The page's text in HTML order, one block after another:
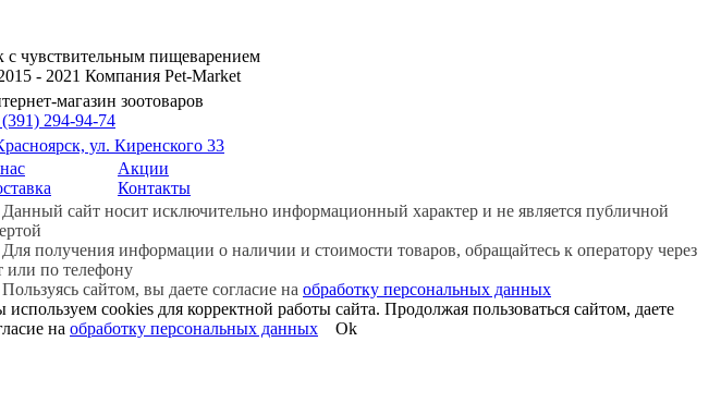
с чувствительным пищеварением
- 2021 Компания Pet-Market
магазин зоотоваров
294-94-74
ул. Киренского 33
Акции
Контакты
Данный сайт носит исключительно информационный характер и не является публичной
Для получения информации о наличии и стоимости товаров, обращайтесь к оператору через
или по телефону
Пользуясь сайтом, вы даете согласие на обработку персональных данных
cookies для корректной работы сайта. Продолжая пользоваться сайтом, даете
на обработку персональных данных Ok